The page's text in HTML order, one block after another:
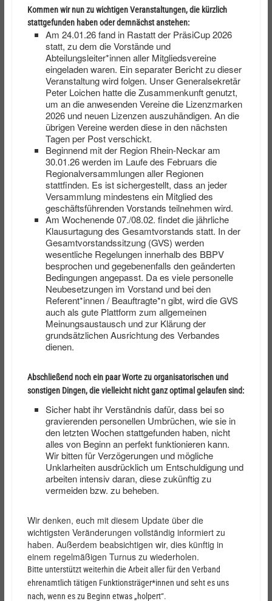
Kommen wir nun zu wichtigen Veranstaltungen, die kürzlich
stattgefunden haben oder demnächst anstehen:
Am 24.01.26 fand in Rastatt der PräsiCup 2026
statt, zu dem die Vorstände und
Abteilungsleiter*innen aller Mitgliedsvereine
eingeladen waren. Ein separater Bericht zu dieser
Veranstaltung wird folgen. Unser Generalsekretär
Peter Loichen hatte die Zusammenkunft genutzt,
um an die anwesenden Vereine die Lizenzmarken
2026 und neuen Lizenzen auszuhändigen. An die
übrigen Vereine werden diese in den nächsten
Tagen per Post verschickt.
Beginnend mit der Region Rhein-Neckar am
30.01.26 werden im Laufe des Februars die
Regionalversammlungen aller Regionen
stattfinden. Es ist sichergestellt, dass an jeder
Versammlung mindestens ein Mitglied des
geschäftsführenden Vorstands teilnehmen wird.
Am Wochenende 07./08.02. findet die jährliche
Klausurtagung des Gesamtvorstands statt. In der
Gesamtvorstandssitzung (GVS) werden
wesentliche Regelungen innerhalb des BBPV
besprochen und gegebenenfalls den geänderten
Bedingungen angepasst. Da es viele personelle
Neubesetzungen im Vorstand und bei den
Referent*innen / Beauftragte*n gibt, wird die GVS
auch als gute Plattform zum allgemeinen
Meinungsaustausch und zur Klärung der
grundsätzlichen Ausrichtung des Verbandes
dienen.
Abschließend noch ein paar Worte zu organisatorischen und
sonstigen Dingen, die vielleicht nicht ganz optimal gelaufen sind:
Sicher habt ihr Verständnis dafür, dass bei so
gravierenden personellen Umbrüchen, wie sie in
den letzten Wochen stattgefunden haben, nicht
alles von Beginn an perfekt funktionieren kann.
Wir bitten für Verzögerungen und mögliche
Unklarheiten ausdrücklich um Entschuldigung und
arbeiten intensiv daran, diese zukünftig zu
vermeiden bzw. zu beheben.
Wir denken, euch mit diesem Update über die
wichtigsten Veränderungen vollständig informiert zu
haben. Außerdem beabsichtigen wir, dies künftig in
einem regelmäßigen Turnus zu wiederholen.
Bitte unterstützt weiterhin die Arbeit aller für den Verband
ehrenamtlich tätigen Funktionsträger*innen und seht es uns
nach, wenn es zu Beginn etwas „holpert“.